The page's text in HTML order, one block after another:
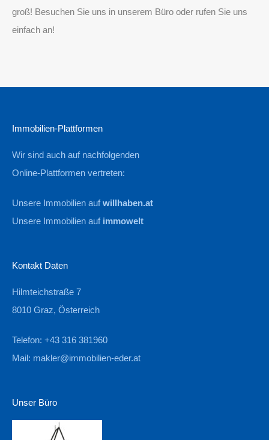
groß! Besuchen Sie uns in unserem Büro oder rufen Sie uns
einfach an!
Immobilien-Plattformen
Wir sind auch auf nachfolgenden
Online-Plattformen vertreten:
Unsere Immobilien aufwillhaben.at
Unsere Immobilien auf immowelt
Kontakt Daten
Hilmteichstraße 7
8010 Graz, Österreich
Telefon: +43 316 381960
Mail: makler@immobilien-eder.at
Unser Büro